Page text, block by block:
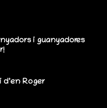
i guanyadores
Roger